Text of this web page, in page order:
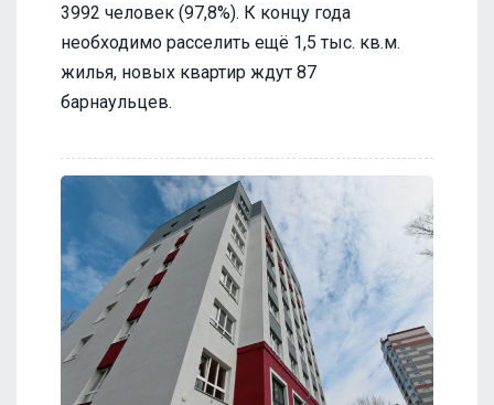
3992 человек (97,8%). К концу года
необходимо расселить ещё 1,5 тыс. кв.м.
жилья, новых квартир ждут 87
барнаульцев.